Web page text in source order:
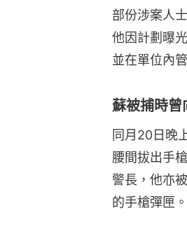
部份涉案人
他因計劃曝
並在單位內
蘇被捕時曾
同月20日晚
腰間拔出手
警長，他亦
的手槍彈匣